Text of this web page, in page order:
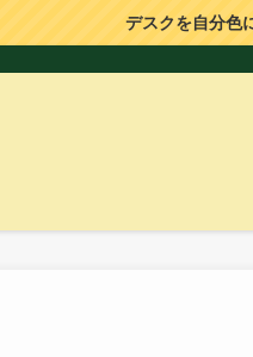
デスクを自分色